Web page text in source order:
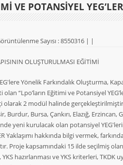
VE POTANSİYEL
Sayısı : 8550316 | |
OLUŞTURULMASI EĞİTİMİ
Yönelik Farkındalık Oluşturma,
“Lpo’ların Eğitimi ve Potansiyel
olarak 2 modül halinde
Burdur, Bursa, Çankırı, Elazığ,
yeni kurulacak olan potansiyel
Yaklaşımı hakkında bilgi vermek,
Proje kapsamındaki 15 ilde seçilmiş
YKS hazırlanması ve YKS kriterleri,